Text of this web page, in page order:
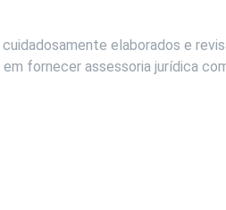
elaborados e
fornecer assessoria jurídica